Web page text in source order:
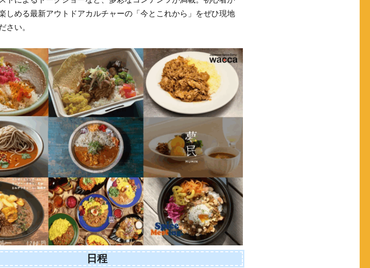
しめる最新アウトドアカルチャーの「今とこれから」をぜひ現地
さい。
日程